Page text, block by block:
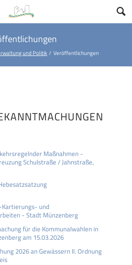
und Politik Veröffentlichungen
Maßnahmen -
Schulstraße / Jahnstraße,
und
- Stadt Münzenberg
für die Kommunalwahlen in
am 15.03.2026
2026 an Gewässern II. Ordnung